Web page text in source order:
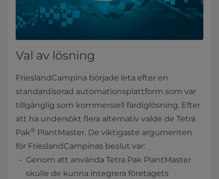
Val av lösning
FrieslandCampina började leta efter en
standardiserad automationsplattform som var
tillgänglig som kommersiell färdiglösning. Efter
att ha undersökt flera alternativ valde de Tetra
Pak® PlantMaster. De viktigaste argumenten
för FrieslandCampinas beslut var:
Genom att använda Tetra Pak PlantMaster
skulle de kunna integrera företagets